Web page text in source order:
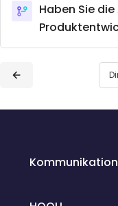
Haben Sie
Kommunikation